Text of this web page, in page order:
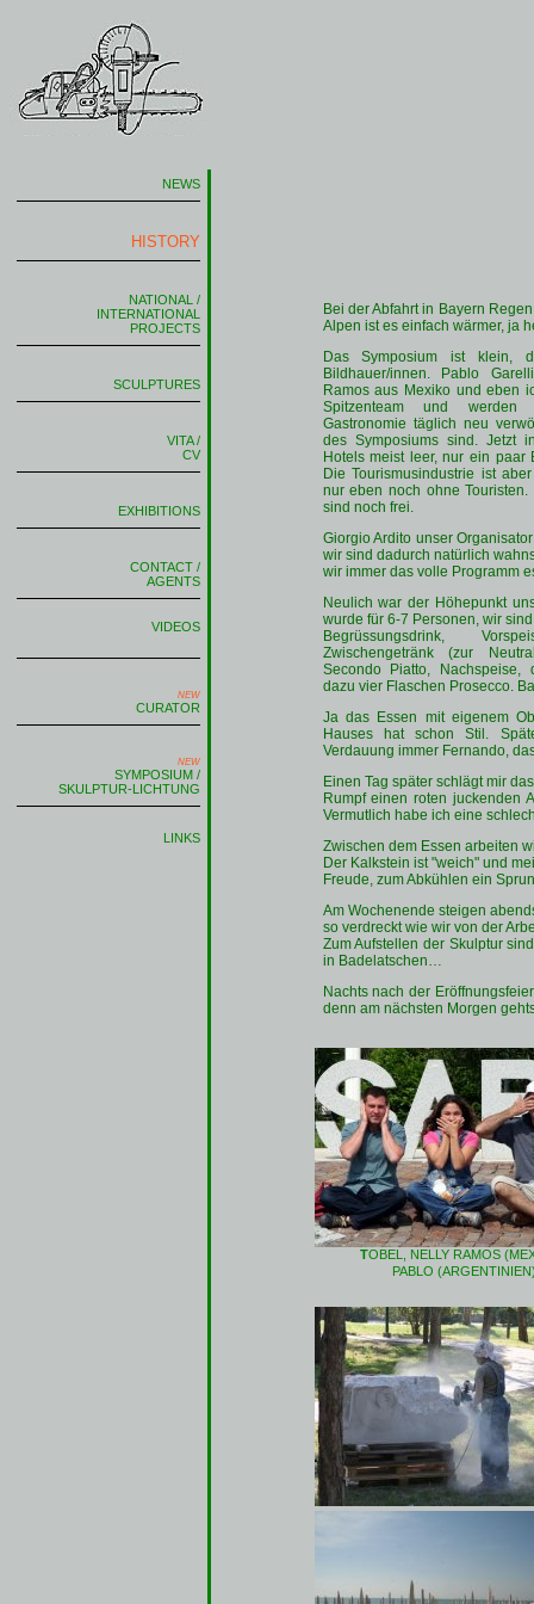
NEWS
HISTORY
NATIONAL /
INTERNATIONAL
PROJECTS
SCULPTURES
VITA /
CV
EXHIBITIONS
CONTACT /
AGENTS
VIDEOS
NEW
CURATOR
NEW
SYMPOSIUM /
SKULPTUR-LICHTUNG
LINKS
Bei der Abfahrt in Bayern
Alpen ist es einfach wärmer, ja
Das Symposium ist klein,
Bildhauer/innen. Pablo
Ramos aus Mexiko und eben
Spitzenteam und
Gastronomie täglich neu
des Symposiums sind. Jetzt
Hotels meist leer, nur ein paar
Die Tourismusindustrie ist
nur eben noch ohne
sind noch frei.
Giorgio Ardito unser
wir sind dadurch natürlich
wir immer das volle Programm
Neulich war der Höhepunkt
wurde für 6-7 Personen, wir
Begrüssungsdrink,
Zwischengetränk (zur
Secondo Piatto,
dazu vier Flaschen Prosecco.
Ja das Essen mit eigenem
Hauses hat schon Stil.
Verdauung immer Fernando,
Einen Tag später schlägt mir
Rumpf einen roten juckenden
Vermutlich habe ich eine
Zwischen dem Essen arbeiten
Der Kalkstein ist "weich" und
Freude, zum Abkühlen ein
Am Wochenende steigen
so verdreckt wie wir von der
Zum Aufstellen der Skulptur
in Badelatschen…
Nachts nach der
denn am nächsten Morgen
TOBEL, NELLY RAMOS
PABLO